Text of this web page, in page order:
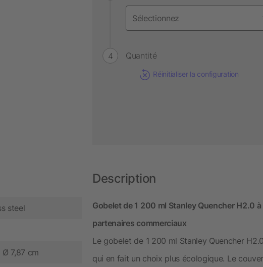
Quantité
Réinitialiser la configuration
steel
Ø 7,87 cm
Description
Gobelet de 1 200 ml Stanley Quencher H2.0
partenaires commerciaux
Le gobelet de 1 200 ml Stanley Quencher
qui en fait un choix plus écologique. Le